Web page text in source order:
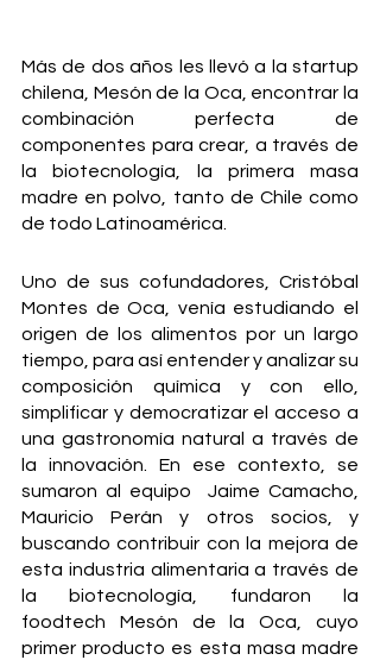
Más de dos años les llevó a la startup
chilena, Mesón de la Oca, encontrar la
combinación perfecta de
componentes para crear, a través de
la biotecnología, la primera masa
madre en polvo, tanto de Chile como
de todo Latinoamérica.
Uno de sus cofundadores, Cristóbal
Montes de Oca, venía estudiando el
origen de los alimentos por un largo
tiempo, para así entender y analizar su
composición química y con ello,
simplificar y democratizar el acceso a
una gastronomía natural a través de
la innovación. En ese contexto, se
sumaron al equipo  Jaime Camacho,
Mauricio Perán y otros socios, y
buscando contribuir con la mejora de
esta industria alimentaria a través de
la biotecnología, fundaron la
foodtech Mesón de la Oca, cuyo
primer producto es esta masa madre